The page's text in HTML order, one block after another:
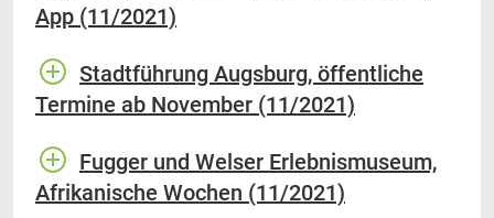
App (11/2021)
Stadtführung Augsburg, öffentliche
Termine ab November (11/2021)
Fugger und Welser Erlebnismuseum,
Afrikanische Wochen (11/2021)